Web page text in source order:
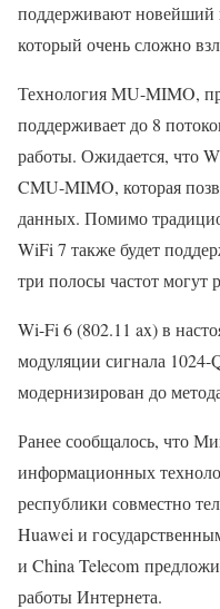
поддерживают новейший
который очень сложно
Технология MU-MIMO,
поддерживает до 8
работы. Ожидается, что
CMU-MIMO, которая
данных. Помимо
WiFi 7 также будет
три полосы частот могут
Wi-Fi 6 (802.11 ax) в
модуляции сигнала
модернизирован до
Ранее сообщалось, что
информационных
республики совместно
Huawei и
и China Telecom
работы Интернета.